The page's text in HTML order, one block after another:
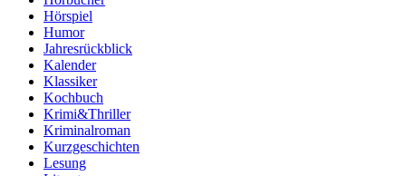
Hörspiel
Humor
Jahresrückblick
Kalender
Klassiker
Kochbuch
Krimi&Thriller
Kriminalroman
Kurzgeschichten
Lesung